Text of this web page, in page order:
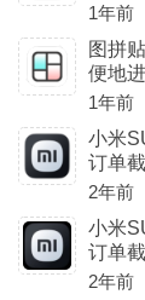
1年前
图拼
便地
1年前
小米
订单
2年前
小米
订单
2年前